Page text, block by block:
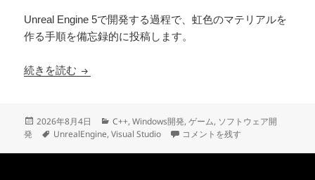
Unreal Engine 5で開発する過程で、虹色のマテリアルを
作る手順を備忘録的に投稿します。
続きを読む UEでマテリアルを［虹色］にする手順
投
稿
2026年8月4日
カ
テ
C++,Windows開発,ゲーム, ソフトウェア開
発
タ
UnrealEngine,Visual Studio UEでマテリアルを［虹色］にする
コメントを残す